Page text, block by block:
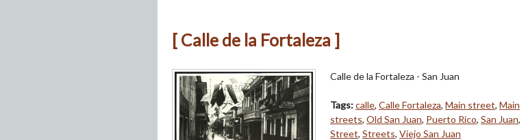
[ Calle de la Fortaleza ]
Calle de la Fortaleza - San Juan
Tags:calle, Calle Fortaleza, Main street, Main
streets, Old San Juan, Puerto Rico, San Juan,
Street, Streets, Viejo San Juan